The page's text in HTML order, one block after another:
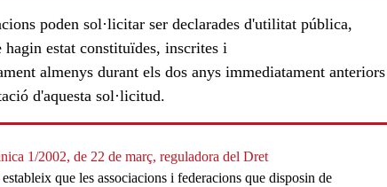
poden sol·licitar ser declarades d'utilitat pública,
hagin estat constituïdes, inscrites i
almenys durant els dos anys immediatament anteriors
d'aquesta sol·licitud.
1/2002, de 22 de març, reguladora del Dret
que les associacions i federacions que disposin de